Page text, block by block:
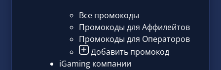
Все промокоды
Промокоды для Аффилейтов
Промокоды для Операторов
Добавить промокод
iGaming компании